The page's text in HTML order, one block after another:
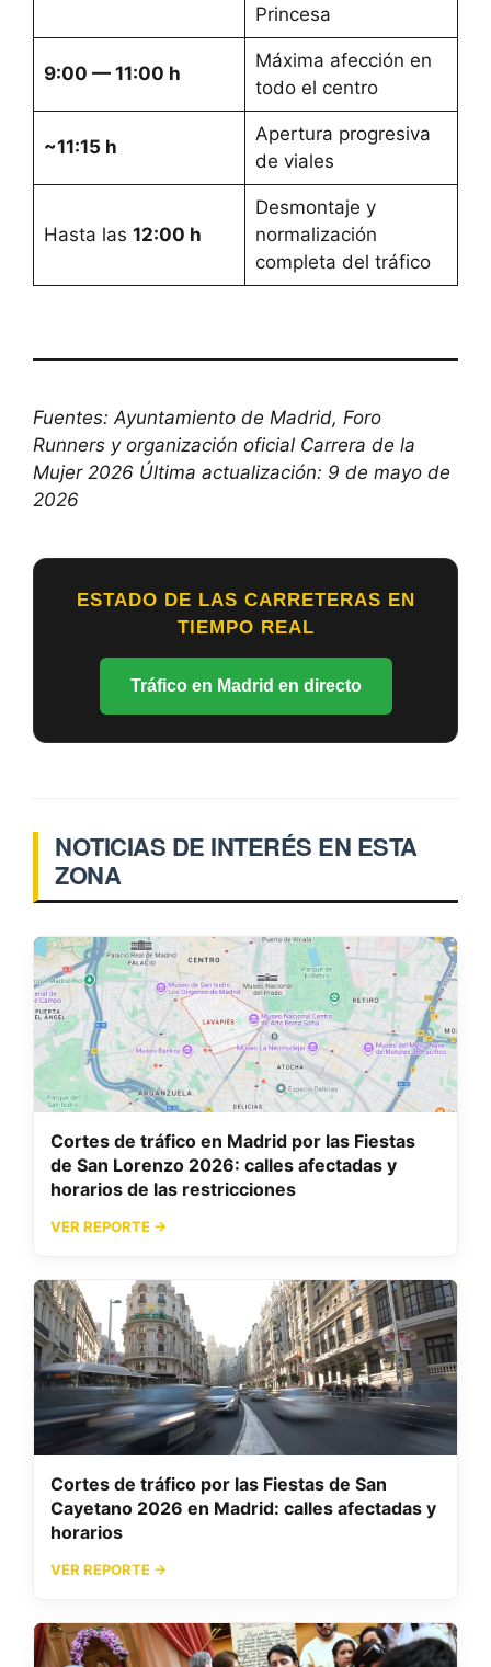
Princesa
9:00 — 11:00 h
Máxima afección en
todo el centro
~11:15 h
Apertura progresiva
de viales
Hasta las 12:00 h
Desmontaje y
normalización
completa del tráfico
Fuentes: Ayuntamiento de Madrid, Foro
Runners y organización oficial Carrera de la
Mujer 2026 Última actualización: 9 de mayo de
2026
ESTADO DE LAS CARRETERAS EN
TIEMPO REAL
Tráfico en Madrid en directo
NOTICIAS DE INTERÉS EN ESTA
ZONA
Cortes de tráfico en Madrid por las Fiestas
de San Lorenzo 2026: calles afectadas y
horarios de las restricciones
VER REPORTE →
Cortes de tráfico por las Fiestas de San
Cayetano 2026 en Madrid: calles afectadas y
horarios
VER REPORTE →